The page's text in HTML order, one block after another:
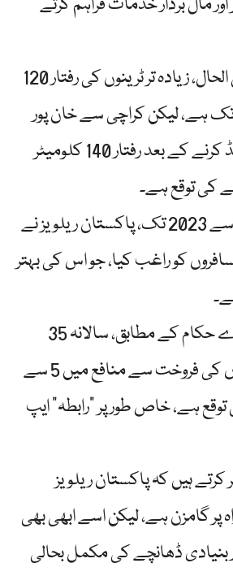
مال بردار خدمات فراہم کرتے
ٹرینوں کی رفتار: فی الحال، زیادہ تر ٹرینوں کی رفتار 120
ہے، لیکن کراچی سے خان پور
سیکشن کو اپ گریڈ کرنے کے بعد رفتار 140 کلومیٹر
کی توقع ہے۔
مسافر حجم: 2014 سے 2023 تک، پاکستان ریلویز نے
مسافروں کو راغب کیا، جو اس کی بہتر
ٹکٹ فروخت: ریلوے حکام کے مطابق، سالانہ 35
ملین سے زائد ٹکٹوں کی فروخت سے منافع میں 5 سے
ہے، خاص طور پر "رابطہ” ایپ
کرتے ہیں کہ پاکستان ریلویز
گامزن ہے، لیکن اسے ابھی بھی
بنیادی ڈھانچے کی مکمل بحالی